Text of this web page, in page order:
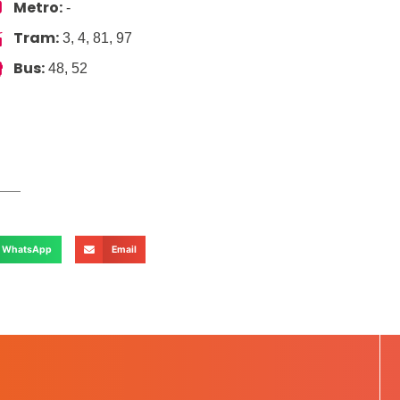
Metro: -
Tram: 3, 4, 81, 97
Bus: 48, 52
WhatsApp Email